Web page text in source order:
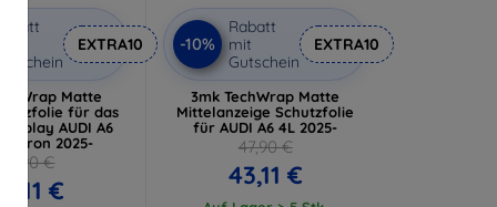
Rabatt
Gutschein
EXTRA10
Matte
für das
AUDI A6
e-tron 2025-
47,90 €
43,11 €
-10%
Rabatt
mit
Gutschein
EXTRA10
3mk TechWrap Matte
Mittelanzeige Schutzfolie
für AUDI A6 4L 2025-
47,90 €
43,11 €